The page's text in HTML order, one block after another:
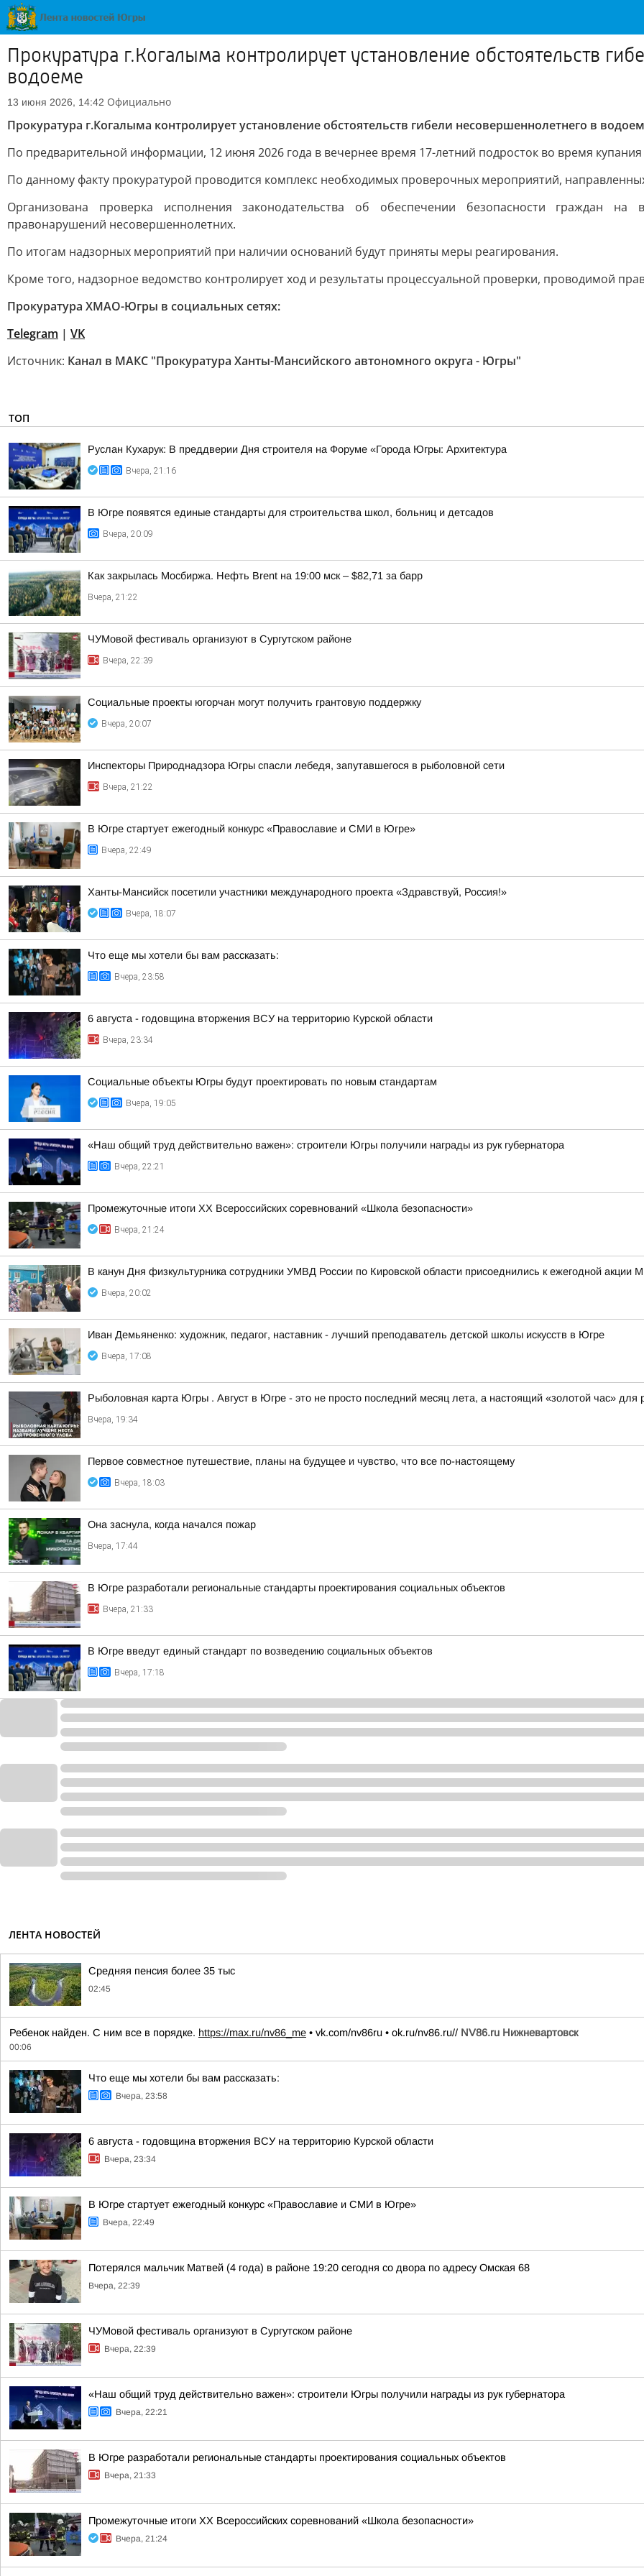
Прокуратура г.Когалыма контролирует установление обстоятельств
водоеме
13 июня 2026, 14:42 Официально
Прокуратура г.Когалыма контролирует установление обстоятельств гибели несовершеннолетнего в
По предварительной информации, 12 июня 2026 года в вечернее время 17-летний подросток во время
По данному факту прокуратурой проводится комплекс необходимых проверочных мероприятий,
Организована проверка исполнения законодательства об обеспечении безопасности граждан на
правонарушений несовершеннолетних.
По итогам надзорных мероприятий при наличии оснований будут приняты меры реагирования.
Кроме того, надзорное ведомство контролирует ход и результаты процессуальной проверки, проводимой
Прокуратура ХМАО-Югры в социальных сетях:
Telegram | VK
Источник: Канал в МАКС "Прокуратура Ханты-Мансийского автономного округа - Югры"
ТОП
Руслан Кухарук: В преддверии Дня строителя на Форуме «Города Югры: Архитектура
Вчера, 21:16
В Югре появятся единые стандарты для строительства школ, больниц и детсадов
Вчера, 20:09
Как закрылась Мосбиржа. Нефть Brent на 19:00 мск – $82,71 за барр
Вчера, 21:22
ЧУМовой фестиваль организуют в Сургутском районе
Вчера, 22:39
Социальные проекты югорчан могут получить грантовую поддержку
Вчера, 20:07
Инспекторы Природнадзора Югры спасли лебедя, запутавшегося в рыболовной сети
Вчера, 21:22
В Югре стартует ежегодный конкурс «Православие и СМИ в Югре»
Вчера, 22:49
Ханты-Мансийск посетили участники международного проекта «Здравствуй, Россия!»
Вчера, 18:07
Что еще мы хотели бы вам рассказать:
Вчера, 23:58
6 августа - годовщина вторжения ВСУ на территорию Курской области
Вчера, 23:34
Социальные объекты Югры будут проектировать по новым стандартам
Вчера, 19:05
«Наш общий труд действительно важен»: строители Югры получили награды из рук губернатора
Вчера, 22:21
Промежуточные итоги XX Всероссийских соревнований «Школа безопасности»
Вчера, 21:24
В канун Дня физкультурника сотрудники УМВД России по Кировской области присоеднились к ежегодной акции
Вчера, 20:02
Иван Демьяненко: художник, педагог, наставник - лучший преподаватель детской школы искусств в Югре
Вчера, 17:08
Рыболовная карта Югры . Август в Югре - это не просто последний месяц лета, а настоящий «золотой час» для
Вчера, 19:34
Первое совместное путешествие, планы на будущее и чувство, что все по-настоящему
Вчера, 18:03
Она заснула, когда начался пожар
Вчера, 17:44
В Югре разработали региональные стандарты проектирования социальных объектов
Вчера, 21:33
В Югре введут единый стандарт по возведению социальных объектов
Вчера, 17:18
ЛЕНТА НОВОСТЕЙ
Средняя пенсия более 35 тыс
02:45
Ребенок найден. С ним все в порядке. https://max.ru/nv86_me • vk.com/nv86ru • ok.ru/nv86.ru// NV86.ru Нижневартовск
00:06
Что еще мы хотели бы вам рассказать:
Вчера, 23:58
6 августа - годовщина вторжения ВСУ на территорию Курской области
Вчера, 23:34
В Югре стартует ежегодный конкурс «Православие и СМИ в Югре»
Вчера, 22:49
Потерялся мальчик Матвей (4 года) в районе 19:20 сегодня со двора по адресу Омская 68
Вчера, 22:39
ЧУМовой фестиваль организуют в Сургутском районе
Вчера, 22:39
«Наш общий труд действительно важен»: строители Югры получили награды из рук губернатора
Вчера, 22:21
В Югре разработали региональные стандарты проектирования социальных объектов
Вчера, 21:33
Промежуточные итоги XX Всероссийских соревнований «Школа безопасности»
Вчера, 21:24